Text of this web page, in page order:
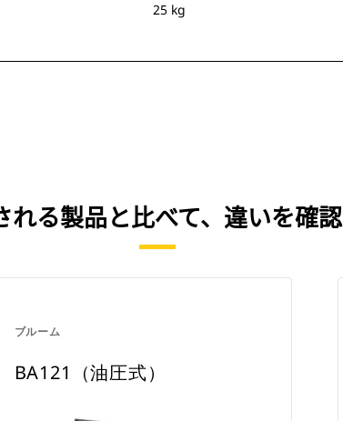
25 kg
れる製品と比べて、違いを確
ブルーム
BA121（油圧式）